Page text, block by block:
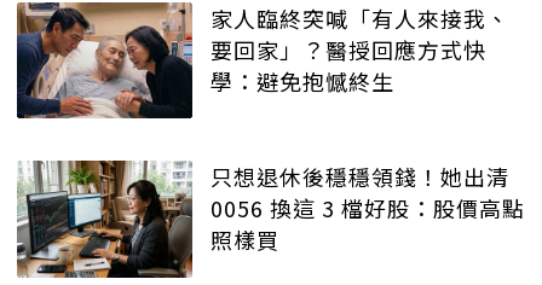
家人臨終突喊「有人來接我、
要回家」？醫授回應方式快
學：避免抱憾終生
只想退休後穩穩領錢！她出清
0056 換這 3 檔好股：股價高點
照樣買